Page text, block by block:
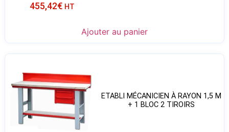
455,42€ HT
Ajouter au panier
ETABLI MÉCANICIEN À RAYON 1,5 M
+ 1 BLOC 2 TIROIRS